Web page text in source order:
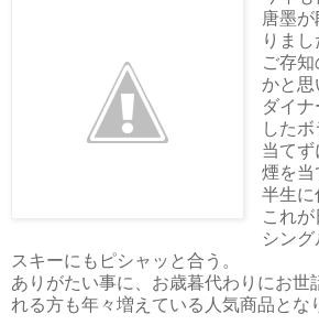
唐墨
りまし
ご存
かと思
ダイ
した
当て
煙を当
半生に
これが
シン
スキーにもピシャッと合う。
ありがたい事に、お歳暮代わりにお世
れる方も年々増えている人気商品とな